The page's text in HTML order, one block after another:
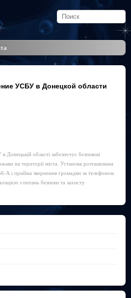
УСБУ в Донецкой области
Донецькій області забезпечує безпекові
на території міста. Установа розташована
А і прийма звернення громадян за телефоном
з питань безпеки та захисту